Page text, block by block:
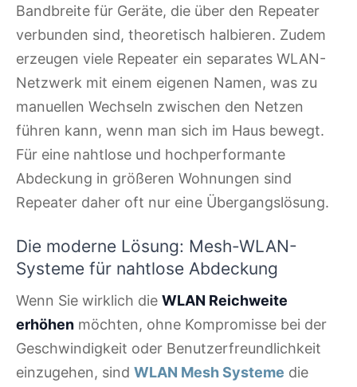
Bandbreite für Geräte, die über den Repeater
verbunden sind, theoretisch halbieren. Zudem
erzeugen viele Repeater ein separates WLAN-
Netzwerk mit einem eigenen Namen, was zu
manuellen Wechseln zwischen den Netzen
führen kann, wenn man sich im Haus bewegt.
Für eine nahtlose und hochperformante
Abdeckung in größeren Wohnungen sind
Repeater daher oft nur eine Übergangslösung.
Die moderne Lösung: Mesh-WLAN-
Systeme für nahtlose Abdeckung
Wenn Sie wirklich die WLAN Reichweite
erhöhen möchten, ohne Kompromisse bei der
Geschwindigkeit oder Benutzerfreundlichkeit
einzugehen, sind WLAN Mesh Systeme die